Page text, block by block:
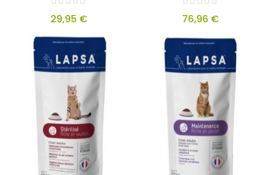
29,95 € 76,96 €